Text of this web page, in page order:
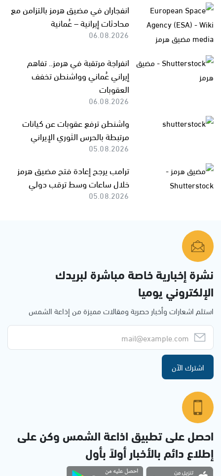
انفجاران في مضيق هرمز بالتزامن مع
محادثات إيرانية – عُمانية
06.08.2026
انفراجة مرتقبة في هرمز.. تفاهم
إيراني عُماني وواشنطن تخفف
العقوبات
06.08.2026
واشنطن ترفع عقوبات عن كيانات
مرتبطة بالحرس الثوري الإيراني
05.08.2026
ترامب يرجح إعادة فتح مضيق هرمز
خلال ساعات وسط ترقب دولي
05.08.2026
نشرة إخبارية خاصة مباشرة لبريدك
الإلكتروني يوميا
استلم اشعارات وأخبار حصرية ومقالات مميزة من إذاعة الشمس
اشترك الآن
احصل على تطبيق اذاعة الشمس وكن على
إطلاع دائم بالأخبار أولاً بأول